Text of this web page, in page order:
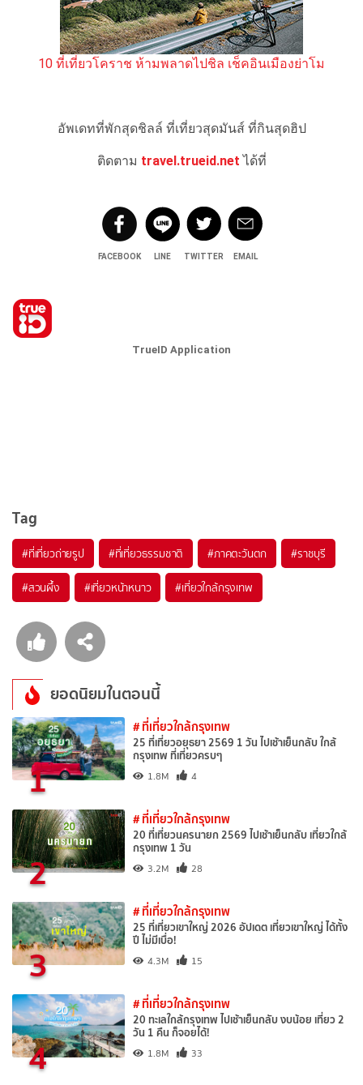
10 ที่เที่ยวโคราช ห้ามพลาดไปชิล เช็คอินเมืองย่าโม
อัพเดทที่พักสุดชิลล์ ที่เที่ยวสุดมันส์ ที่กินสุดฮิป
ติดตาม travel.trueid.net ได้ที่
FACEBOOK LINE TWITTER EMAIL
TrueID Application
Tag
#ที่เที่ยวถ่ายรูป #ที่เที่ยวธรรมชาติ #ภาคตะวันตก #ราชบุรี
#สวนผึ้ง #เที่ยวหน้าหนาว #เที่ยวใกล้กรุงเทพ
ยอดนิยมในตอนนี้
1
# ที่เที่ยวใกล้กรุงเทพ
25 ที่เที่ยวอยุธยา 2569 1 วัน ไปเช้าเย็นกลับ ใกล้
กรุงเทพ ที่เที่ยวครบๆ
1.8M 4
2
# ที่เที่ยวใกล้กรุงเทพ
20 ที่เที่ยวนครนายก 2569 ไปเช้าเย็นกลับ เที่ยวใกล้
กรุงเทพ 1 วัน
3.2M 28
3
# ที่เที่ยวใกล้กรุงเทพ
25 ที่เที่ยวเขาใหญ่ 2026 อัปเดต เที่ยวเขาใหญ่ ได้ทั้ง
ปี ไม่มีเบื่อ!
4.3M 15
4
# ที่เที่ยวใกล้กรุงเทพ
20 ทะเลใกล้กรุงเทพ ไปเช้าเย็นกลับ งบน้อย เที่ยว 2
วัน 1 คืน ก็จอยได้!
1.8M 33